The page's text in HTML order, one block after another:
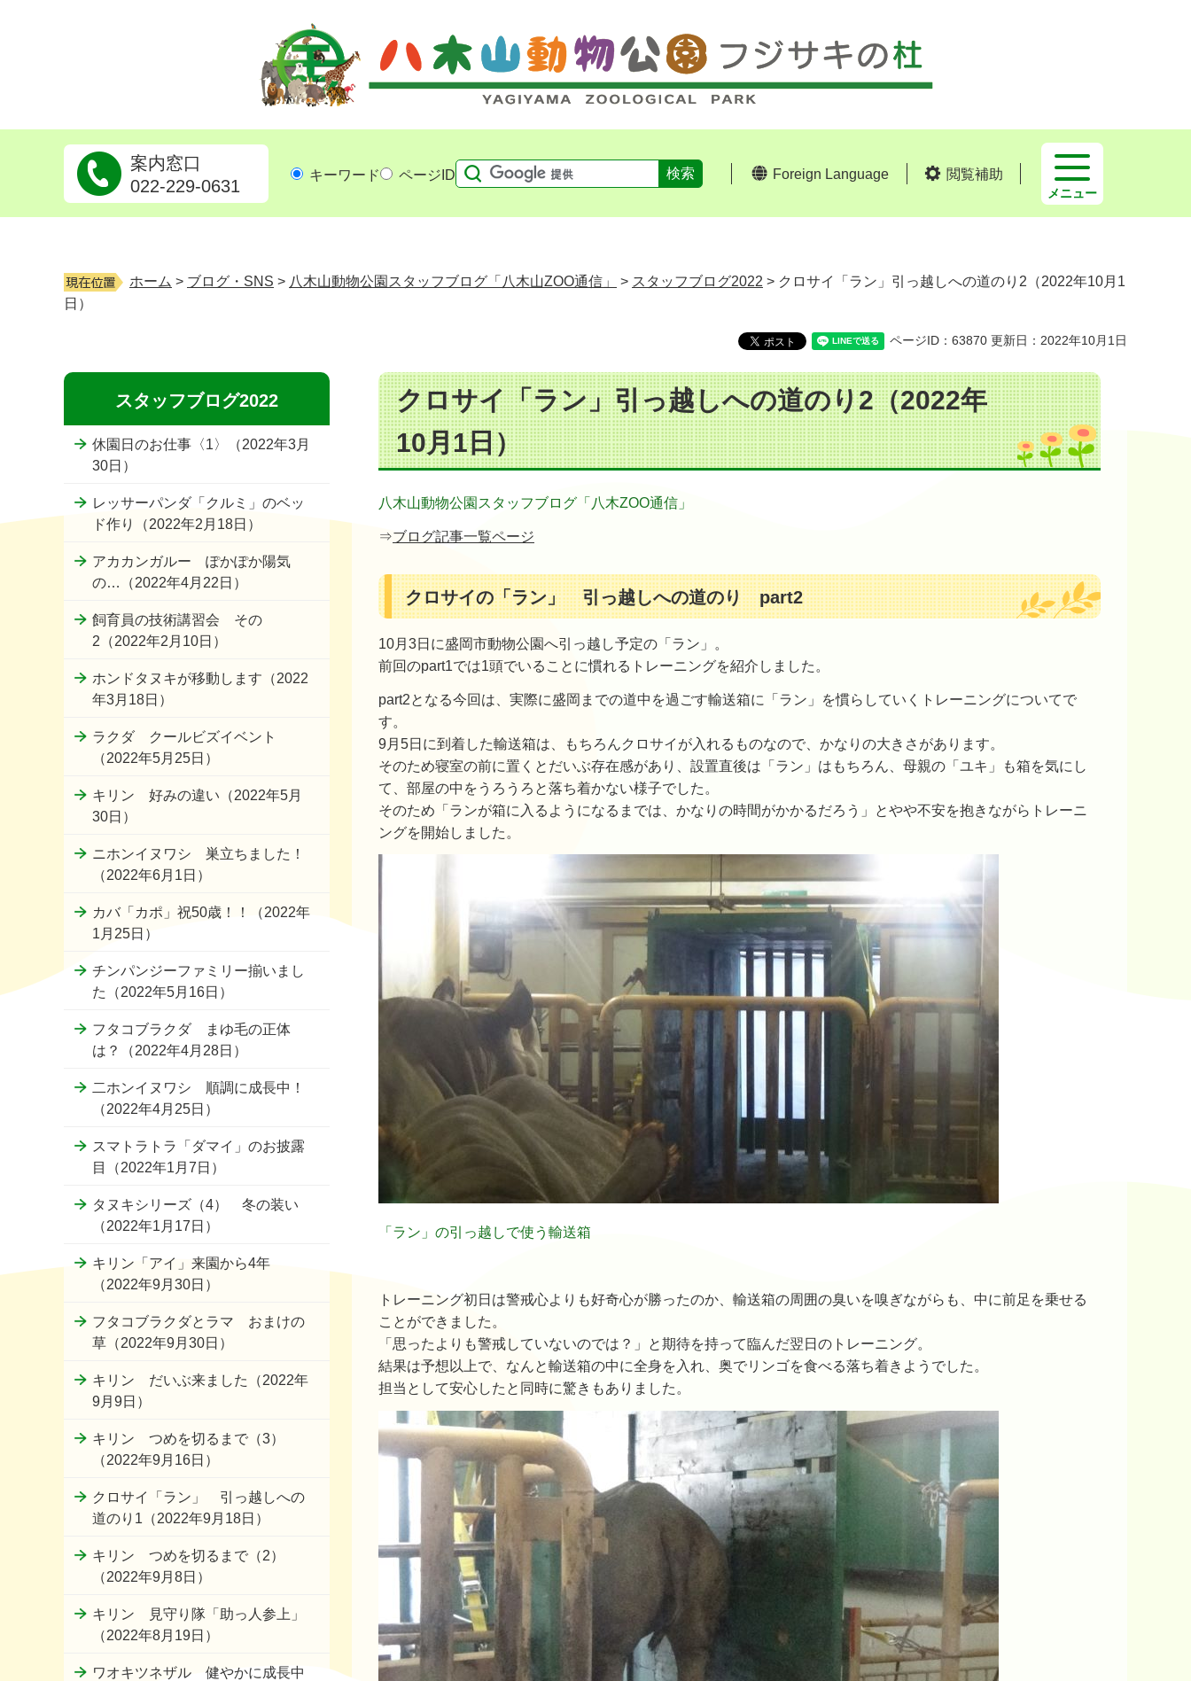
八木山動物公園フジサキの杜
案内窓口
022-229-0631
キーワード ページID Foreign Language 閲覧補助
メニュー
ホーム > ブログ・SNS > 八木山動物公園スタッフブログ「八木山ZOO通信」 > スタッフブログ2022 > クロサイ「ラン」引っ越しへの道のり2（2022年10月1
日）
ページID：63870 更新日：2022年10月1日
スタッフブログ2022
休園日のお仕事〈1〉（2022年3月
30日）
レッサーパンダ「クルミ」のベッ
ド作り（2022年2月18日）
アカカンガルー ぽかぽか陽気
の…（2022年4月22日）
飼育員の技術講習会 その
2（2022年2月10日）
ホンドタヌキが移動します（2022
年3月18日）
ラクダ クールビズイベント
（2022年5月25日）
キリン 好みの違い（2022年5月
30日）
ニホンイヌワシ 巣立ちました！
（2022年6月1日）
カバ「カポ」祝50歳！！（2022年
1月25日）
チンパンジーファミリー揃いまし
た（2022年5月16日）
フタコブラクダ まゆ毛の正体
は？（2022年4月28日）
二ホンイヌワシ 順調に成長中！
（2022年4月25日）
スマトラトラ「ダマイ」のお披露
目（2022年1月7日）
タヌキシリーズ（4） 冬の装い
（2022年1月17日）
キリン「アイ」来園から4年
（2022年9月30日）
フタコブラクダとラマ おまけの
草（2022年9月30日）
キリン だいぶ来ました（2022年
9月9日）
キリン つめを切るまで（3）
（2022年9月16日）
クロサイ「ラン」 引っ越しへの
道のり1（2022年9月18日）
キリン つめを切るまで（2）
（2022年9月8日）
キリン 見守り隊「助っ人参上」
（2022年8月19日）
ワオキツネザル 健やかに成長中
クロサイ「ラン」引っ越しへの道のり2（2022年
10月1日）
八木山動物公園スタッフブログ「八木ZOO通信」
⇒ブログ記事一覧ページ
クロサイの「ラン」 引っ越しへの道のり part2
10月3日に盛岡市動物公園へ引っ越し予定の「ラン」。
前回のpart1では1頭でいることに慣れるトレーニングを紹介しました。
part2となる今回は、実際に盛岡までの道中を過ごす輸送箱に「ラン」を慣らしていくトレーニングについてで
す。
9月5日に到着した輸送箱は、もちろんクロサイが入れるものなので、かなりの大きさがあります。
そのため寝室の前に置くとだいぶ存在感があり、設置直後は「ラン」はもちろん、母親の「ユキ」も箱を気にし
て、部屋の中をうろうろと落ち着かない様子でした。
そのため「ランが箱に入るようになるまでは、かなりの時間がかかるだろう」とやや不安を抱きながらトレーニ
ングを開始しました。
「ラン」の引っ越しで使う輸送箱
トレーニング初日は警戒心よりも好奇心が勝ったのか、輸送箱の周囲の臭いを嗅ぎながらも、中に前足を乗せる
ことができました。
「思ったよりも警戒していないのでは？」と期待を持って臨んだ翌日のトレーニング。
結果は予想以上で、なんと輸送箱の中に全身を入れ、奥でリンゴを食べる落ち着きようでした。
担当として安心したと同時に驚きもありました。